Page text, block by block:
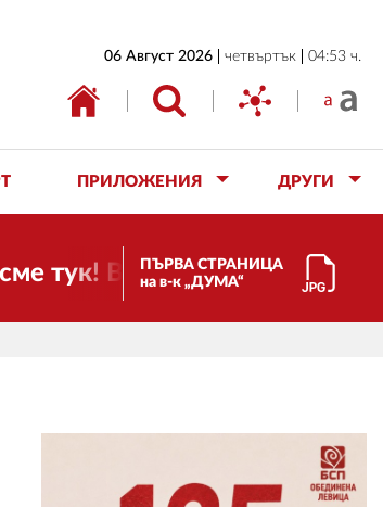
06 Август 2026 четвъртък 04:53 ч.
ПРИЛОЖЕНИЯ ДРУГИ
Времето се променя и
ПЪРВА СТРАНИЦА
на в-к „ДУМА“
ИКОНОМИКА
ОБЩЕСТВО